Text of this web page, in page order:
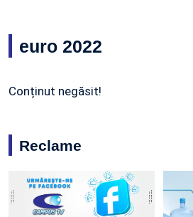
euro 2022
Conținut negăsit!
Reclame